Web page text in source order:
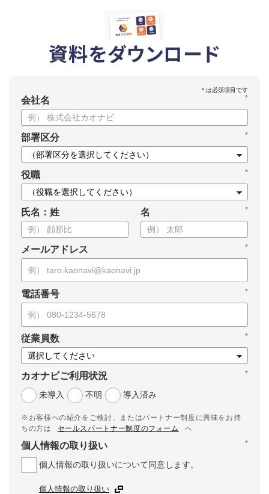
資料をダウンロード
*
会社名
*
部署区分
*
役職
氏名：姓 *
名
*
メールアドレス
*
電話番号
*
従業員数
*
カオナビご利用状況
未導入
不明 導入済み
※お客様への紹介をご検討、またはパートナー制度に興味をお持
ちの方は
セールスパートナー制度のフォーム
へ
*
個人情報の取り扱い
個人情報の取り扱いについて同意します。
個人情報の取り扱い